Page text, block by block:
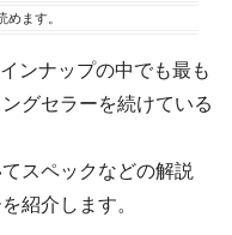
めます。
ンナップの中でも最も
グセラーを続けている
スペックなどの解説
紹介します。